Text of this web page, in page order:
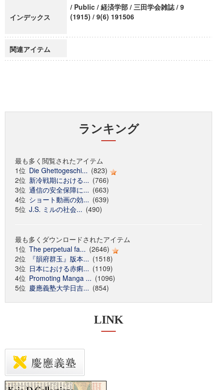
インデックス
/ Public / 経済学部 / 三田学会雑誌 / 9
(1915) / 9(6) 191506
関連アイテム
ランキング
最も多く閲覧されたアイテム
1位 Die Ghettogeschi... (823)
2位 新冷戦期における... (766)
3位 通信の安全保障に... (663)
4位 ショート動画の効... (639)
5位 J.S. ミルの社会... (490)
最も多くダウンロードされたアイテム
1位 The perpetual fa... (2646)
2位
『韻府群玉』版本... (1518)
3位 日本における赤痢... (1109)
4位 Promoting Manga ... (1096)
5位 慶應義塾大学日吉... (854)
LINK